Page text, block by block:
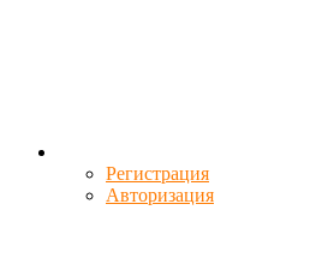
Регистрация
Авторизация